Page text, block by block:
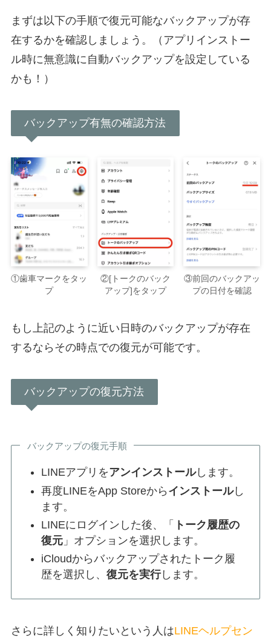
まずは以下の手順で復元可能なバックアップが存
在するかを確認しましょう。（アプリインストー
ル時に無意識に自動バックアップを設定している
かも！）
バックアップ有無の確認方法
①歯車マークをタッ
プ
②[トークのバック
アップ]をタップ
③前回のバックアッ
プの日付を確認
もし上記のように近い日時のバックアップが存在
するならその時点での復元が可能です。
バックアップの復元方法
バックアップの復元手順
LINEアプリをアンインストールします。
再度LINEをApp Storeから インストールし
ます。
LINEにログインした後、「
トーク履歴の
復元 」オプションを選択します。
iCloudからバックアップされたトーク履
歴を選択し、復元を実行します。
さらに詳しく知りたいという人はLINEヘルプセン